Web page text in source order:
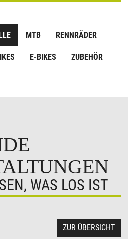
MTB RENNRÄDER
E-BIKES ZUBEHÖR
WAS LOS IST
ZUR ÜBERSICHT